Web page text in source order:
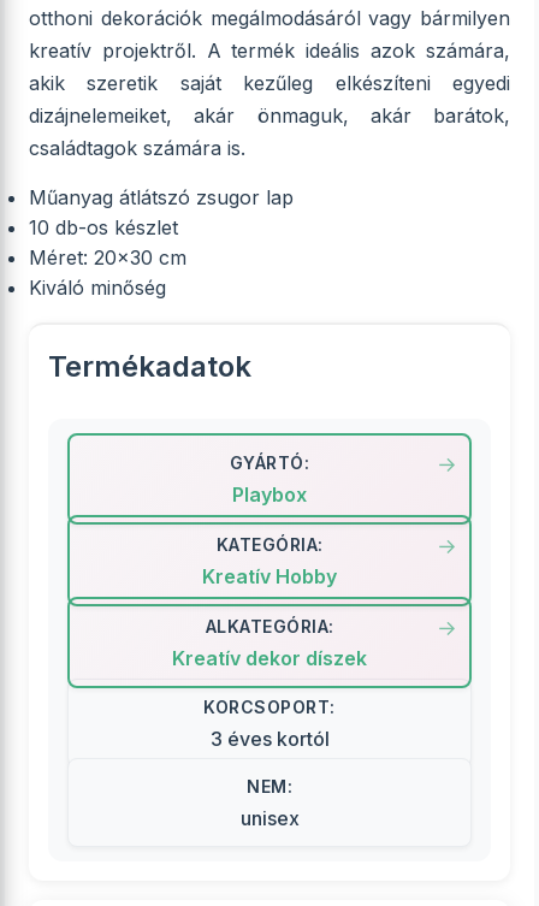
otthoni dekorációk megálmodásáról vagy bármilyen
kreatív projektről. A termék ideális azok számára,
akik szeretik saját kezűleg elkészíteni egyedi
dizájnelemeiket, akár önmaguk, akár barátok,
családtagok számára is.
Műanyag átlátszó zsugor lap
10 db-os készlet
Méret: 20x30 cm
Kiváló minőség
Termékadatok
GYÁRTÓ:
Playbox
KATEGÓRIA:
Kreatív Hobby
ALKATEGÓRIA:
Kreatív dekor díszek
KORCSOPORT:
3 éves kortól
NEM:
unisex